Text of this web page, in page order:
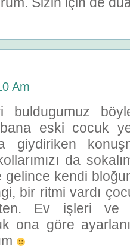
Am
buldugumuz
bana eski cocuk
giydiriken
da
kendi
bir ritmi vardı
Ev işleri ve
ona göre